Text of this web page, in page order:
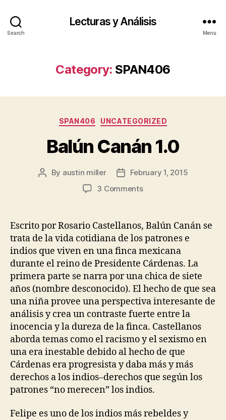
Search
Lecturas y Análisis
Menu
Category: SPAN406
Categories
SPAN406 UNCATEGORIZED
Balún Canán 1.0
Post
By austin miller
PostFebruary 1, 2015
3 Commentson
1.0
Escrito por Rosario Castellanos, Balún Canán se
trata de la vida cotidiana de los patrones e
indios que viven en una finca mexicana
durante el reino de Presidente Cárdenas. La
primera parte se narra por una chica de siete
años (nombre desconocido). El hecho de que sea
una niña provee una perspectiva interesante de
análisis y crea un contraste fuerte entre la
inocencia y la dureza de la finca. Castellanos
aborda temas como el racismo y el sexismo en
una era inestable debido al hecho de que
Cárdenas era progresista y daba más y más
derechos a los indios–derechos que según los
patrones “no merecen” los indios.
Felipe es uno de los indios más rebeldes y